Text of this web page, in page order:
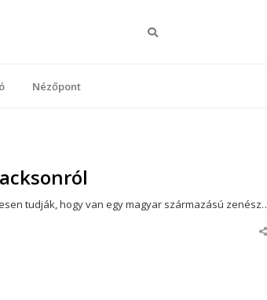
Nézőpont
tudják, hogy van egy magyar származású